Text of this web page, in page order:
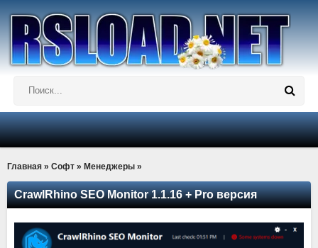
Главная » Софт » Менеджеры »
CrawlRhino SEO Monitor 1.1.16 + Pro версия